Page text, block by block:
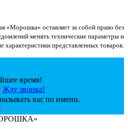
«Морошка» оставляет за собой право без
менять технические параметры и
характеристики представленных товаров.
время!
Жду звонка!
вас по имени.